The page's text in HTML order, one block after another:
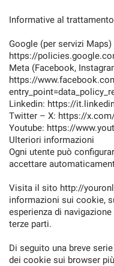
Informative al
Google (per servizi Maps)
https://
Meta (Facebook,
https://
Linkedin: https://
Twitter – X: https://
Youtube: https://
Ulteriori informazioni
Ogni utente può
accettare
Visita il sito http://
informazioni sui cookie,
esperienza di
terze parti.
Di seguito una breve
dei cookie sui browser